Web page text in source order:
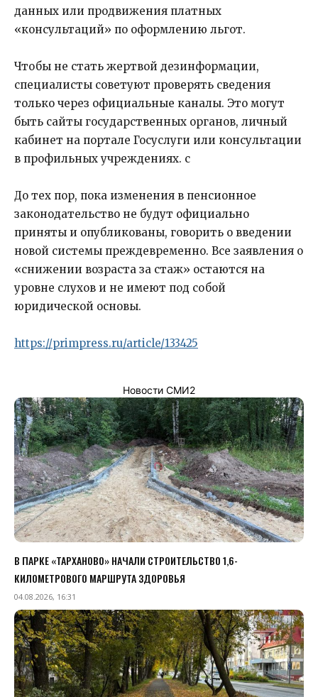
данных или продвижения платных
«консультаций» по оформлению льгот.
Чтобы не стать жертвой дезинформации,
специалисты советуют проверять сведения
только через официальные каналы. Это могут
быть сайты государственных органов, личный
кабинет на портале Госуслуги или консультации
в профильных учреждениях. с
До тех пор, пока изменения в пенсионное
законодательство не будут официально
приняты и опубликованы, говорить о введении
новой системы преждевременно. Все заявления о
«снижении возраста за стаж» остаются на
уровне слухов и не имеют под собой
юридической основы.
https://primpress.ru/article/133425
Новости СМИ2
В ПАРКЕ «ТАРХАНОВО» НАЧАЛИ СТРОИТЕЛЬСТВО 1,6-
КИЛОМЕТРОВОГО МАРШРУТА ЗДОРОВЬЯ
04.08.2026, 16:31